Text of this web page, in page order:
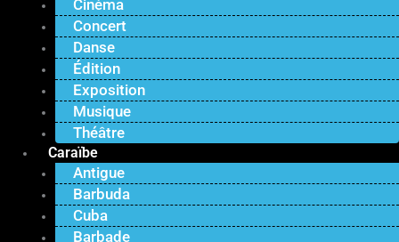
Cinéma
Concert
Danse
Édition
Exposition
Musique
Théâtre
Caraïbe
Antigue
Barbuda
Cuba
Barbade